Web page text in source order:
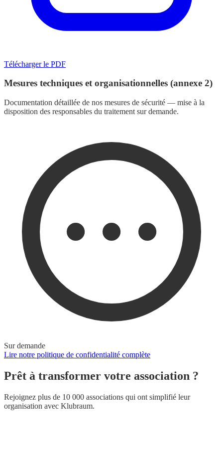
Télécharger le PDF
Mesures techniques et organisationnelles (annexe 2)
Documentation détaillée de nos mesures de sécurité — mise à la
disposition des responsables du traitement sur demande.
Sur demande
Lire notre politique de confidentialité complète
Prêt à transformer votre association ?
Rejoignez plus de 10 000 associations qui ont simplifié leur
organisation avec Klubraum.